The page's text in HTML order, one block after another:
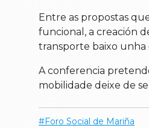
Entre as propostas
funcional, a creación
transporte baixo unha
A conferencia
mobilidade deixe de
Foro Social de Mariña